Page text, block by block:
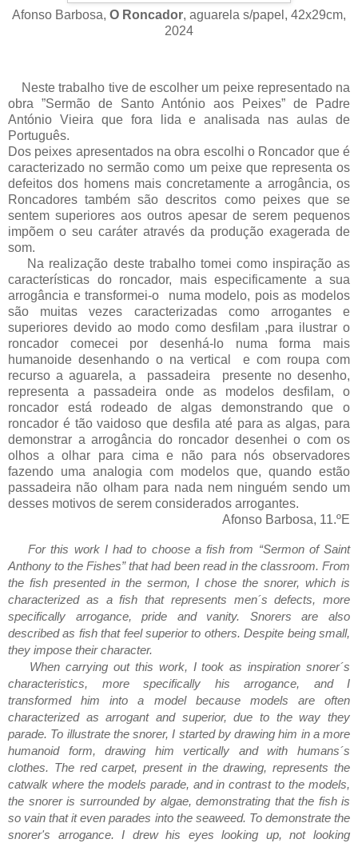
Afonso Barbosa, O Roncador, aguarela s/papel, 42x29cm,
2024
Neste trabalho tive de escolher um peixe representado na
obra ”Sermão de Santo António aos Peixes” de Padre
António Vieira que fora lida e analisada nas aulas de
Português.
Dos peixes apresentados na obra escolhi o Roncador que é
caracterizado no sermão como um peixe que representa os
defeitos dos homens mais concretamente a arrogância, os
Roncadores também são descritos como peixes que se
sentem superiores aos outros apesar de serem pequenos
impõem o seu caráter através da produção exagerada de
som.
Na realização deste trabalho tomei como inspiração as
características do roncador, mais especificamente a sua
arrogância e transformei-o numa modelo, pois as modelos
são muitas vezes caracterizadas como arrogantes e
superiores devido ao modo como desfilam ,para ilustrar o
roncador comecei por desenhá-lo numa forma mais
humanoide desenhando o na vertical e com roupa com
recurso a aguarela, a passadeira presente no desenho,
representa a passadeira onde as modelos desfilam, o
roncador está rodeado de algas demonstrando que o
roncador é tão vaidoso que desfila até para as algas, para
demonstrar a arrogância do roncador desenhei o com os
olhos a olhar para cima e não para nós observadores
fazendo uma analogia com modelos que, quando estão
passadeira não olham para nada nem ninguém sendo um
desses motivos de serem considerados arrogantes.
Afonso Barbosa, 11.ºE
For this work I had to choose a fish from “Sermon of Saint
Anthony to the Fishes” that had been read in the classroom. From
the fish presented in the sermon, I chose the snorer, which is
characterized as a fish that represents men´s defects, more
specifically arrogance, pride and vanity. Snorers are also
described as fish that feel superior to others. Despite being small,
they impose their character.
When carrying out this work, I took as inspiration snorer´s
characteristics, more specifically his arrogance, and I
transformed him into a model because models are often
characterized as arrogant and superior, due to the way they
parade. To illustrate the snorer, I started by drawing him in a more
humanoid form, drawing him vertically and with humans´s
clothes. The red carpet, present in the drawing, represents the
catwalk where the models parade, and in contrast to the models,
the snorer is surrounded by algae, demonstrating that the fish is
so vain that it even parades into the seaweed. To demonstrate the
snorer's arrogance. I drew his eyes looking up, not looking